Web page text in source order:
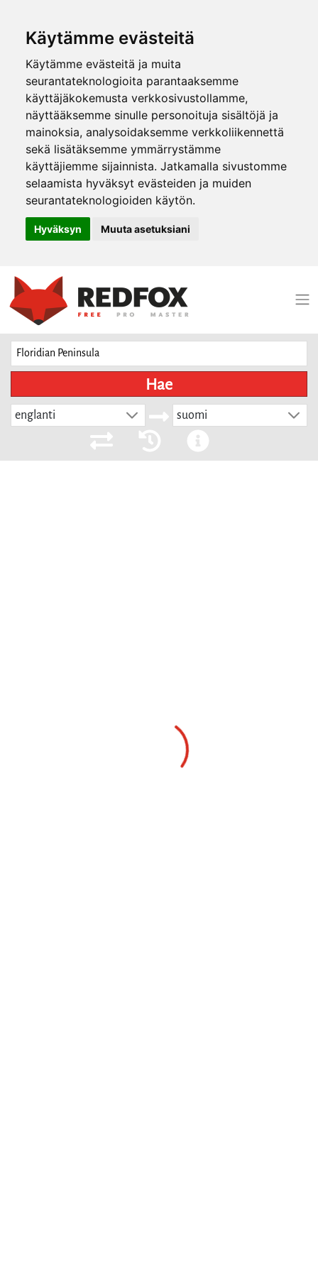
Käytämme evästeitä
Käytämme evästeitä ja muita
seurantateknologioita parantaaksemme
käyttäjäkokemusta verkkosivustollamme,
näyttääksemme sinulle personoituja sisältöjä ja
mainoksia, analysoidaksemme verkkoliikennettä
sekä lisätäksemme ymmärrystämme
käyttäjiemme sijainnista. Jatkamalla sivustomme
selaamista hyväksyt evästeiden ja muiden
seurantateknologioiden käytön.
Hyväksyn Muuta asetuksiani
Hae
englanti suomi